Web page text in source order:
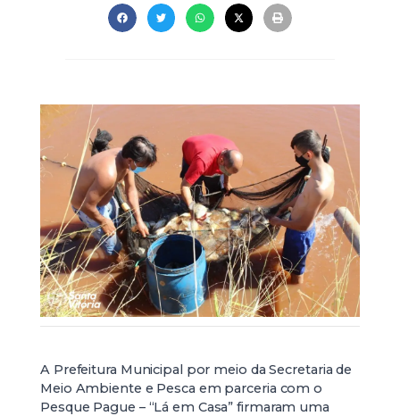
A Prefeitura Municipal por meio da Secretaria de
Meio Ambiente e Pesca em parceria com o
Pesque Pague – “Lá em Casa” firmaram uma